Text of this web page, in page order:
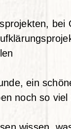
bei
ein
noch so viel